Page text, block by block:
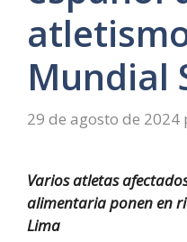
Mundial
29 de agosto de 2024
Varios atletas
alimentaria ponen en
Lima